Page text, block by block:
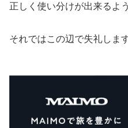
正しく使い分けが出来るよ
それではこの辺で失礼しま